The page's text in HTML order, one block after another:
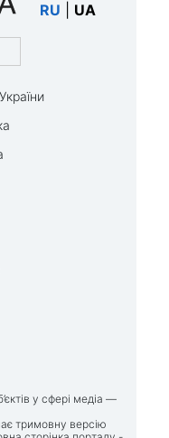
RU UA
у сфері медіа —
тримовну версію